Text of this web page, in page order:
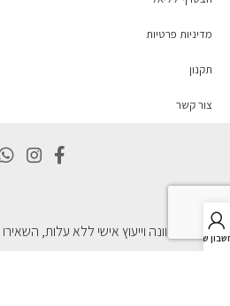
מדיניות פרטיות
תקנון
צור קשר
להכוונה וייעוץ אישי ללא עלות, שלי